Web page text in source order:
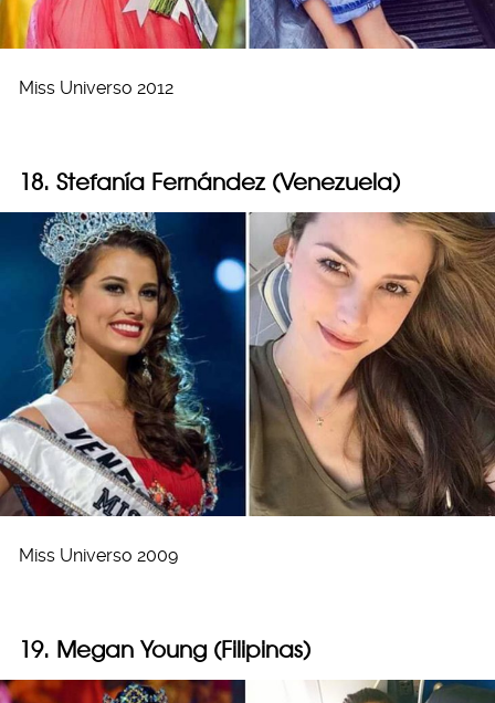
Miss Universo 2012
18. Stefanía Fernández (Venezuela)
Miss Universo 2009
19. Megan Young (Filipinas)